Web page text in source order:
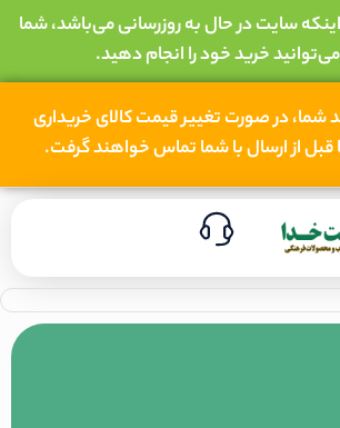
اینکه سایت در حال به روزرسانی می‌باشد، شما
خرید خود را انجام دهید.
در صورت تغییر قیمت کالای خریداری
از ارسال با شما تماس خواهند گرفت.